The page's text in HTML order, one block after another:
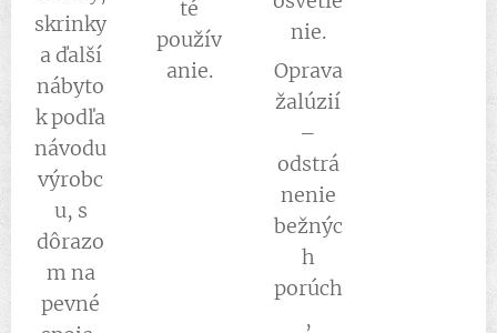
skrinky
a ďalší
nábyto
k podľa
návodu
výrobc
u, s
dôrazo
m na
pevné
té
použív
anie.
nie.
Oprava
žalúzií
–
odstrá
nenie
bežnýc
h
porúch
,